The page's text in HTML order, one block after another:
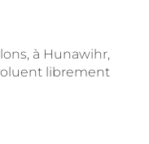
à Hunawihr,
librement